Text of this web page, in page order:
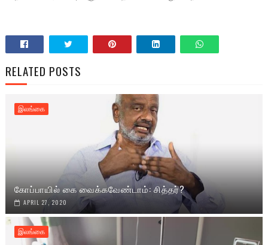
RELATED POSTS
இலங்கை
கோப்பாயில் கை வைக்கவேண்டாம்: சித்தர்?
APRIL 27, 2020
இலங்கை